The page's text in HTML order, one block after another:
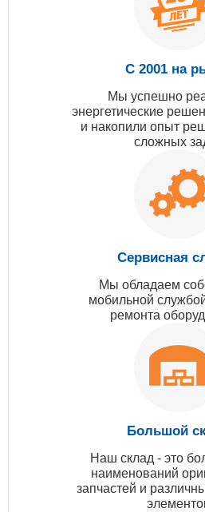
С 2001 на
Мы успешно
энергетические
и накопили опыт
сложных
Сервисная
Мы обладаем
мобильной
ремонта
Большой
Наш склад - это
наименований
запчастей и